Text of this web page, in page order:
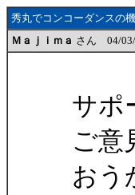
秀丸でコンコーダンスの
Ｍａｊｉｍａ さん 04/03/
サポ
ご意
おう